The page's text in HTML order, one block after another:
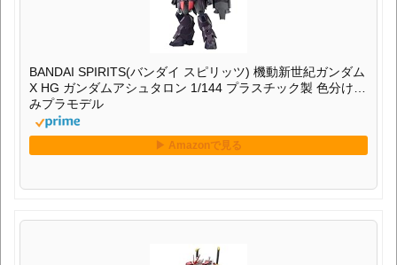
BANDAI SPIRITS(バンダイ スピリッツ) 機動新世紀ガンダム
X HG ガンダムアシュタロン 1/144 プラスチック製 色分け済
みプラモデル